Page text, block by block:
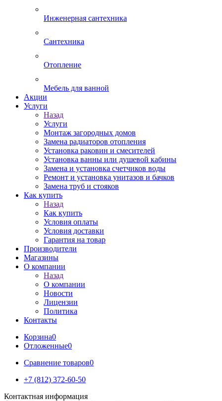
Инженерная сантехника
Сантехника
Отопление
Мебель для ванной
Акции
Услуги
Назад
Услуги
Монтаж загородных домов
Замена радиаторов отопления
Установка раковин и смесителей
Установка ванны или душевой кабины
Замена и установка счетчиков воды
Ремонт и установка унитазов и бачков
Замена труб и стояков
Как купить
Назад
Как купить
Условия оплаты
Условия доставки
Гарантия на товар
Производители
Магазины
О компании
Назад
О компании
Новости
Лицензии
Политика
Контакты
Корзина0
Отложенные0
Сравнение товаров0
+7 (812) 372-60-50
Контактная информация